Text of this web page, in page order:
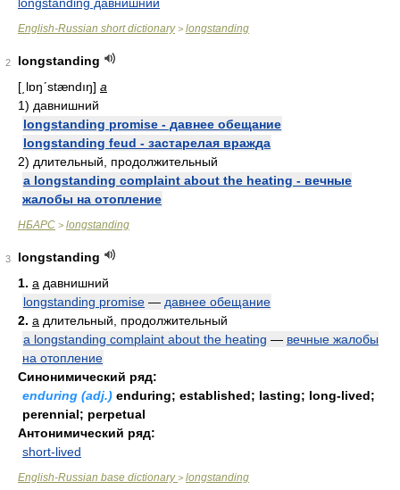
English-Russian short dictionary> longstanding
2
longstanding
[͵lɒŋʹstændıŋ] a
1) давнишний
longstanding promise - давнее обещание
longstanding feud - застарелая вражда
2) длительный, продолжительный
a longstanding complaint about the heating - вечные
жалобы на отопление
НБАРС > longstanding
3
longstanding
1. a давнишний
longstanding promise — давнее обещание
2. a длительный, продолжительный
a longstanding complaint about the heating — вечные жалобы
на отопление
Синонимический ряд:
enduring (adj.) enduring; established; lasting; long-lived;
perennial; perpetual
Антонимический ряд:
short-lived
English-Russian base dictionary> longstanding